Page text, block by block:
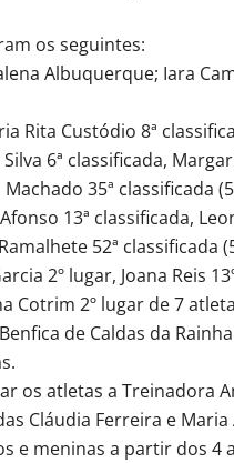
os seguintes:
Albuquerque; Iara
Rita Custódio 8ª
6ª classificada,
35ª classificada
13ª classificada,
52ª classificada
2º lugar, Joana Reis
Cotrim 2º lugar de 7
de Caldas da
os atletas a Treinadora
Cláudia Ferreira e Maria
e meninas a partir dos 4